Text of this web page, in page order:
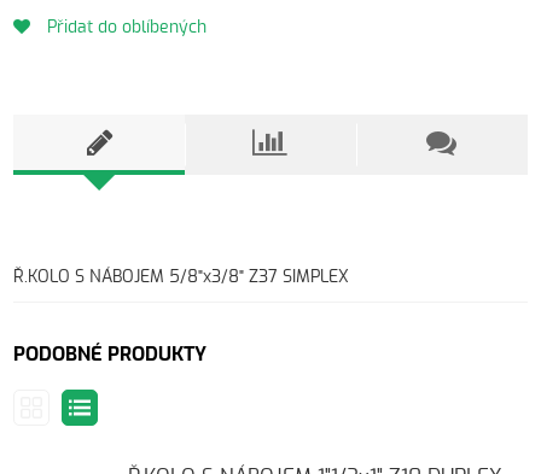
Přidat do oblíbených
Ř.KOLO S NÁBOJEM 5/8"x3/8" Z37 SIMPLEX
PODOBNÉ PRODUKTY